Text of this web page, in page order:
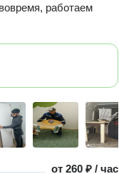
работаем
от260 ₽ / час